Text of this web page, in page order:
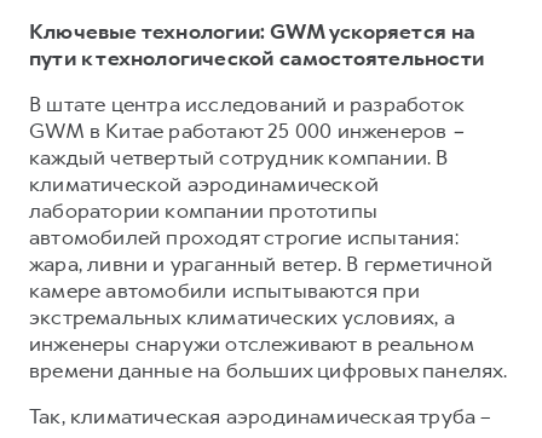
Ключевые технологии: GWM ускоряется на
пути к технологической самостоятельности
В штате центра исследований и разработок
GWM в Китае работают 25 000 инженеров –
каждый четвертый сотрудник компании. В
климатической аэродинамической
лаборатории компании прототипы
автомобилей проходят строгие испытания:
жара, ливни и ураганный ветер. В герметичной
камере автомобили испытываются при
экстремальных климатических условиях, а
инженеры снаружи отслеживают в реальном
времени данные на больших цифровых панелях.
Так, климатическая аэродинамическая труба –